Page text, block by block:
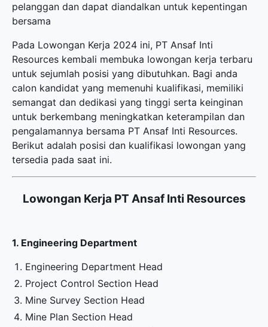
pelanggan dan dapat diandalkan untuk kepentingan
bersama
Pada Lowongan Kerja 2024 ini, PT Ansaf Inti
Resources kembali membuka lowongan kerja terbaru
untuk sejumlah posisi yang dibutuhkan. Bagi anda
calon kandidat yang memenuhi kualifikasi, memiliki
semangat dan dedikasi yang tinggi serta keinginan
untuk berkembang meningkatkan keterampilan dan
pengalamannya bersama PT Ansaf Inti Resources.
Berikut adalah posisi dan kualifikasi lowongan yang
tersedia pada saat ini.
Lowongan Kerja PT Ansaf Inti Resources
1. Engineering Department
Engineering Department Head
Project Control Section Head
Mine Survey Section Head
Mine Plan Section Head